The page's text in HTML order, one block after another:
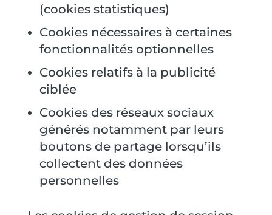
(cookies statistiques)
Cookies nécessaires à certaines
fonctionnalités optionnelles
Cookies relatifs à la publicité
ciblée
Cookies des réseaux sociaux
générés notamment par leurs
boutons de partage lorsqu’ils
collectent des données
personnelles